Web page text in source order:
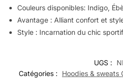
Couleurs disponibles: Indigo,
Avantage : Alliant confort et
Style : Incarnation du chic
UGS :
Catégories :
Hoodies & sweats